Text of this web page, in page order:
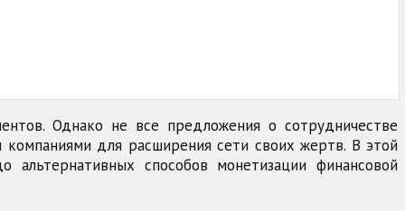
Однако не все предложения о сотрудничестве
для расширения сети своих жертв. В этой
способов монетизации финансовой